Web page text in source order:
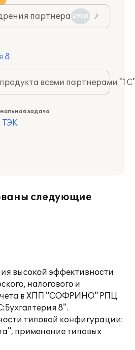
партнера 29151
8
всеми партнерами
задача
ТЭК
следующие
высокой эффективности
налогового и
в ХПП "СОФРИНО" РПЦ
8".
типовой конфигурации:
применение типовых